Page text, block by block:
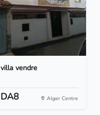
villa vendre
DA8 Alger Centre